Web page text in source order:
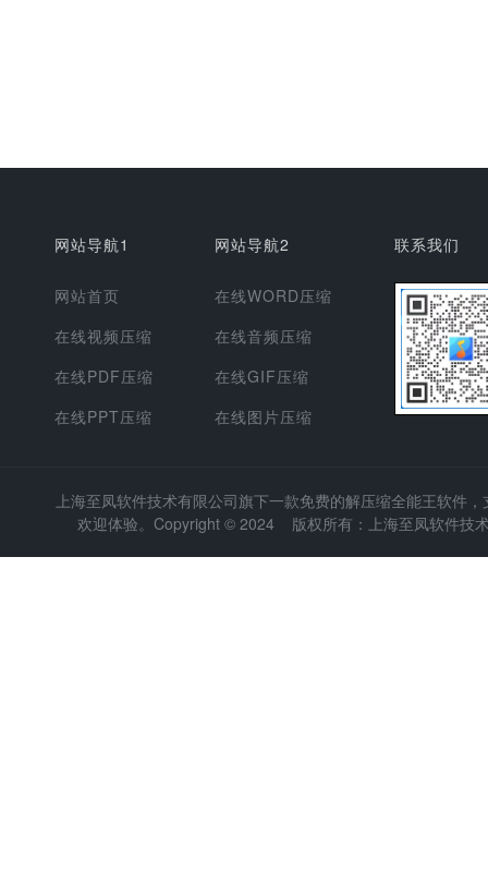
网站导航1
网站首页
在线视频压缩
在线PDF压缩
在线PPT压缩
网站导航2
在线WORD压缩
在线音频压缩
在线GIF压缩
在线图片压缩
联系我们
上海至凤软件技术有限公司旗下一款免费的解压缩全能王软件
欢迎体验。Copyright © 2024 版权所有：上海至凤软件技